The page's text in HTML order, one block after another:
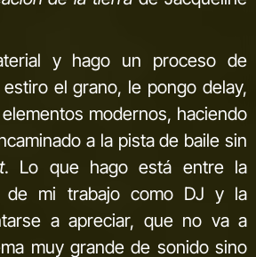
y hago un proceso de
el grano, le pongo delay,
modernos, haciendo
a la pista de baile sin
. Lo que hago está entre la
de mi trabajo como DJ y la
a apreciar, que no va a
muy grande de sonido sino